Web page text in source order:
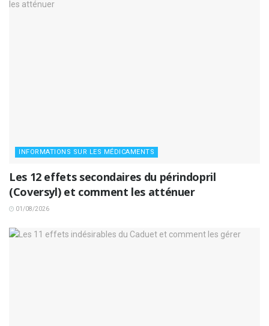
INFORMATIONS SUR LES MÉDICAMENTS
Les 12 effets secondaires du périndopril
(Coversyl) et comment les atténuer
01/08/2026